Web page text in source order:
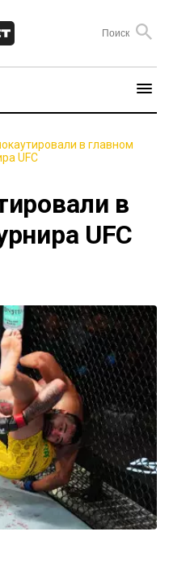
в главном
UFC
в
UFC